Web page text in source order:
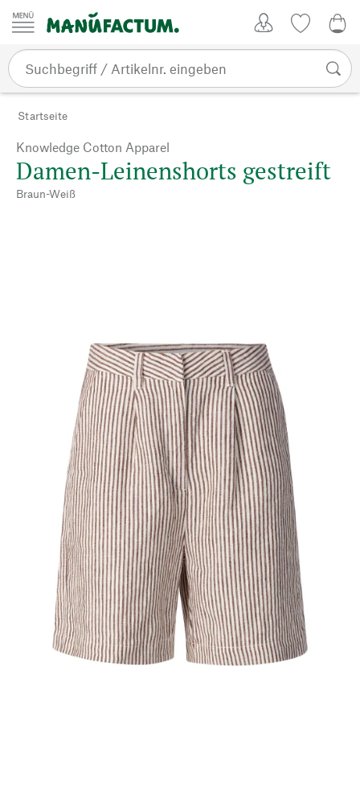
Zum Inhalt springen
Startseite
Knowledge Cotton Apparel
Damen-Leinenshorts gestreift
Braun-Weiß